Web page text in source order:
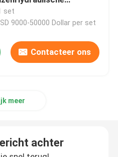
van het eind van de schaal
Linishing
set
9000-50000 Dollar per set
Contacteer ons
meer
achter